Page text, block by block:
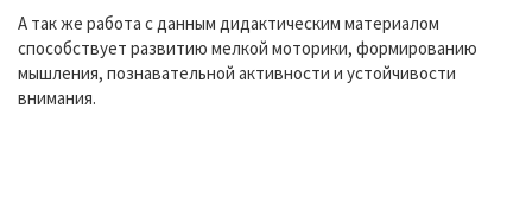
А так же работа с данным дидактическим материалом
способствует развитию мелкой моторики, формированию
мышления, познавательной активности и устойчивости
внимания.